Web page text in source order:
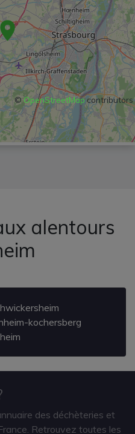
©OpenStreetMapcontributors
alentours
kochersberg
des déchèteries et
Retrouvez toutes les